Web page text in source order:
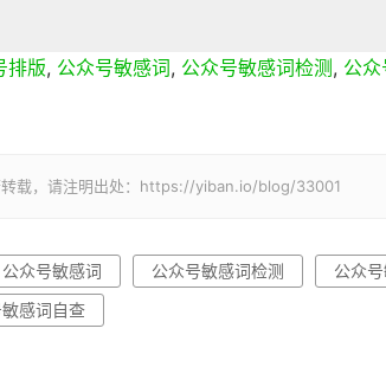
排版, 公众号敏感词 , 公众号敏感词检测 , 公
转载，请注明出处：https://yiban.io/blog/33001
公众号敏感词 公众号敏感词检测
公众
感词自查